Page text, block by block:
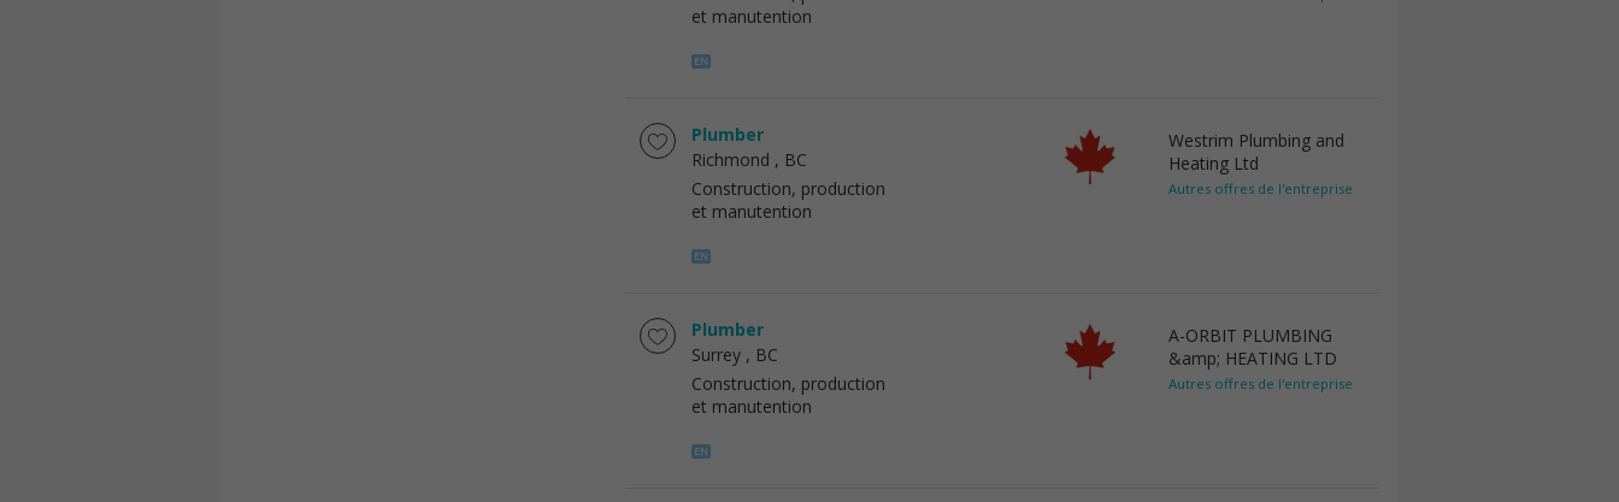
et manutention
Plumber
Richmond , BC
Construction, production
et manutention
Westrim Plumbing and
Heating Ltd
Autres offres de l'entreprise
Plumber
Surrey , BC
Construction, production
et manutention
A-ORBIT PLUMBING
&amp; HEATING LTD
Autres offres de l'entreprise